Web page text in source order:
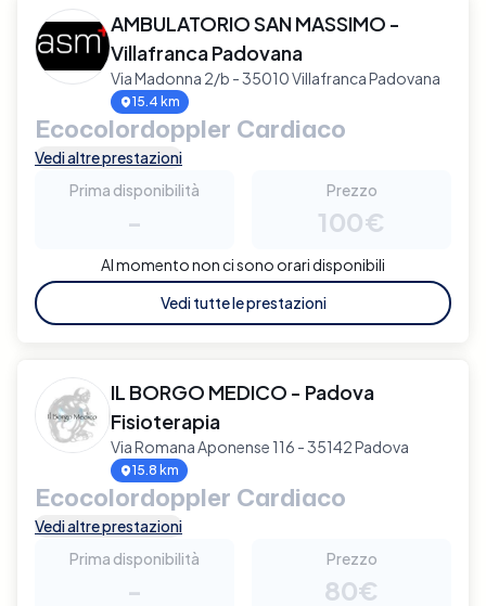
AMBULATORIO SAN MASSIMO -
Villafranca Padovana
Via Madonna 2/b - 35010 Villafranca Padovana
15.4 km
Ecocolordoppler Cardiaco
Vedi altre prestazioni
Prima disponibilità
-
Prezzo
100€
Al momento non ci sono orari disponibili
Vedi tutte le prestazioni
IL BORGO MEDICO - Padova
Fisioterapia
Via Romana Aponense 116 - 35142 Padova
15.8 km
Ecocolordoppler Cardiaco
Vedi altre prestazioni
Prima disponibilità
-
Prezzo
80€